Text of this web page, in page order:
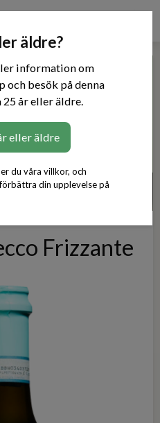
äldre?
information om
och besök på denna
år eller äldre.
eller äldre
du våra villkor, och
din upplevelse på
Frizzante